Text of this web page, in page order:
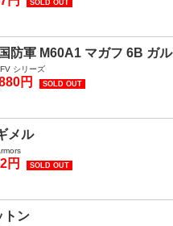
SOLD OUT
防軍 M60A1 マガフ 6B ガル
シリーズ
円 SOLD OUT
メル
円 SOLD OUT
トン